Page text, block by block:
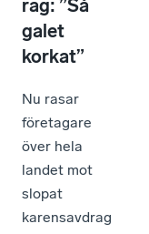
rag: ”Så
galet
korkat”
Nu rasar
företagare
över hela
landet mot
slopat
karensavdrag